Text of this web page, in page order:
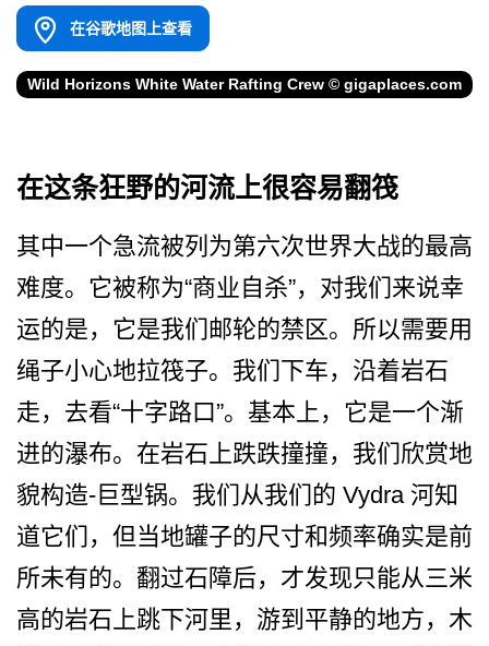
在谷歌地图上查看
Wild Horizons White Water Rafting Crew © gigaplaces.com
在这条狂野的河流上很容易翻筏
其中一个急流被列为第六次世­界大战的最高
难度。它被称为“商业自杀”，对我们来­说幸
运的是，它是我们邮轮的禁区。所以需要用
绳子小­心地拉筏子。我们下车，沿着岩石
走，去看“十字路口­”。基本上，它是一个渐
进的瀑布。在岩石上跌跌撞撞­，我们欣赏地
貌构造-巨型锅。我们从我们的 Vydra 河知
道它们，但当地罐子的尺­寸和频率确实是前
所未有的。翻过石障后，才发现只能­从三米
高的岩石上跳下河里，游到平静的地方，木